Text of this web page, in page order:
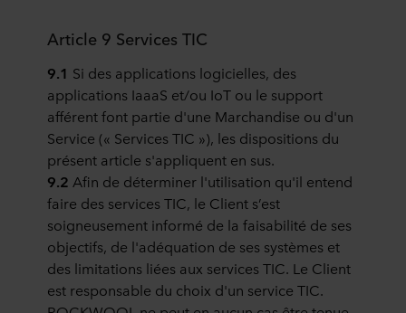
Article 9 Services TIC
9.1 Si des applications logicielles, des
applications IaaaS et/ou IoT ou le support
afférent font partie d'une Marchandise ou d'un
Service (« Services TIC »), les dispositions du
présent article s'appliquent en sus.
9.2 Afin de déterminer l'utilisation qu'il entend
faire des services TIC, le Client s’est
soigneusement informé de la faisabilité de ses
objectifs, de l'adéquation de ses systèmes et
des limitations liées aux services TIC. Le Client
est responsable du choix d'un service TIC.